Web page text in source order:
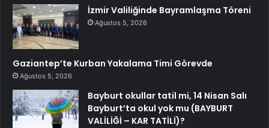
İzmir Valiliğinde Bayramlaşma Töreni
Ağustos 5, 2026
Gaziantep’te Kurban Yakalama Timi Görevde
Ağustos 5, 2026
Bayburt okullar tatil mi, 14 Nisan Salı
Bayburt’ta okul yok mu (BAYBURT
VALİLİĞİ – KAR TATİLİ)?